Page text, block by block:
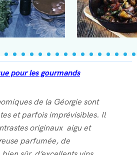
pour les gourmands
de la Géorgie sont
et parfois imprévisibles. Il
originaux aigu et
parfumée, de